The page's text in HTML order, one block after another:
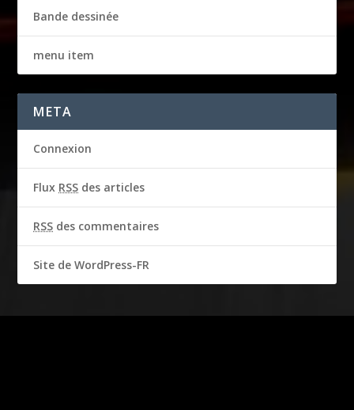
Bande dessinée
menu item
META
Connexion
Flux RSS des articles
RSS des commentaires
Site de WordPress-FR